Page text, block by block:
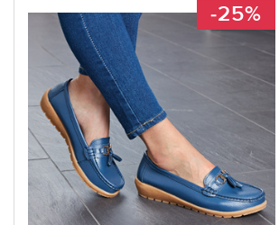
-25%